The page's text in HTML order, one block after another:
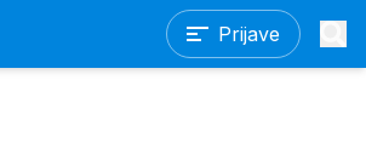
Prijave